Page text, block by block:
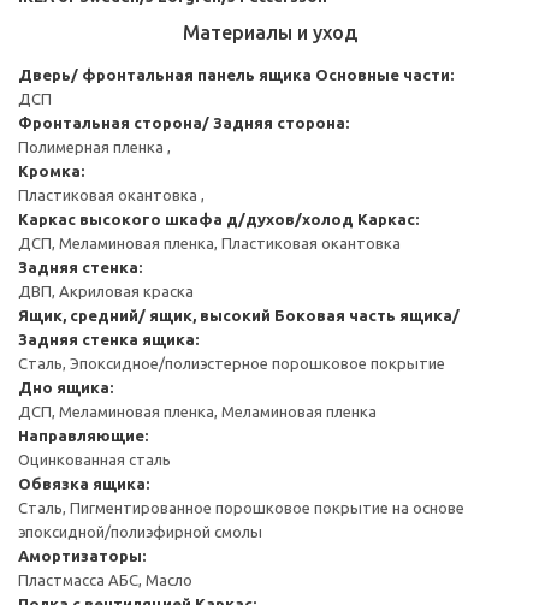
Материалы и уход
Дверь/ фронтальная панель ящика Основные части:
ДСП
Фронтальная сторона/ Задняя сторона:
Полимерная пленка ,
Кромка:
Пластиковая окантовка ,
Каркас высокого шкафа д/духов/холод Каркас:
ДСП, Меламиновая пленка, Пластиковая окантовка
Задняя стенка:
ДВП, Акриловая краска
Ящик, средний/ ящик, высокий Боковая часть ящика/
Задняя стенка ящика:
Сталь, Эпоксидное/полиэстерное порошковое покрытие
Дно ящика:
ДСП, Меламиновая пленка, Меламиновая пленка
Направляющие:
Оцинкованная сталь
Обвязка ящика:
Сталь, Пигментированное порошковое покрытие на основе
эпоксидной/полиэфирной смолы
Амортизаторы:
Пластмасса АБС, Масло